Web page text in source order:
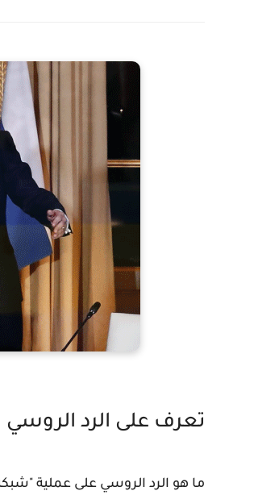
تعرف على الرد الروسي
ما هو الرد الروسي على عملية